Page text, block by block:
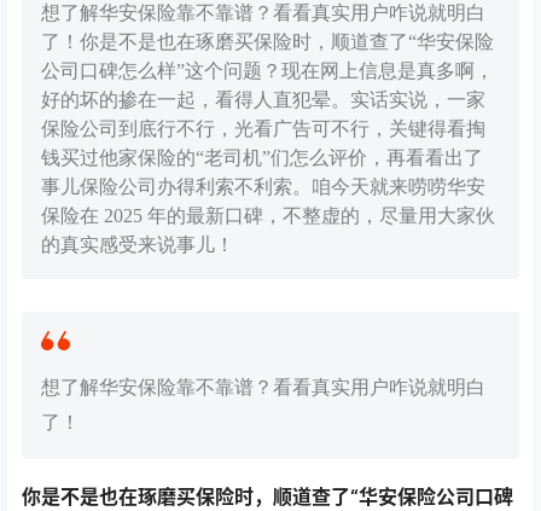
想了解华安保险靠不靠谱？看看真实用户咋说就明白
了！你是不是也在琢磨买保险时，顺道查了“华安保险
公司口碑怎么样”这个问题？现在网上信息是真多啊，
好的坏的掺在一起，看得人直犯晕。实话实说，一家
保险公司到底行不行，光看广告可不行，关键得看掏
钱买过他家保险的“老司机”们怎么评价，再看看出了
事儿保险公司办得利索不利索。咱今天就来唠唠华安
保险在 2025 年的最新口碑，不整虚的，尽量用大家伙
的真实感受来说事儿！
想了解华安保险靠不靠谱？看看真实用户咋说就明白
了！
你是不是也在琢磨买保险时，顺道查了“华安保险公司口碑